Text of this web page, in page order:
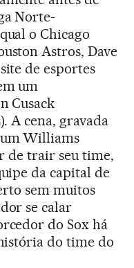
Norte-
o Chicago
Astros, Dave
de esportes
um
Cusack
A cena, gravada
Williams
de trair seu time,
da capital de
sem muitos
se calar
do Sox há
do time do